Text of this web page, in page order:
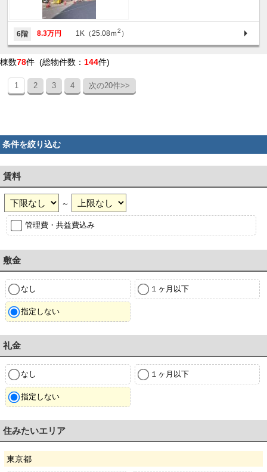
6階 8.3万円 1K（25.08ｍ2 ）
棟数78件 (総物件数： 144件)
1 2 3 4 次の20件>>
条件を絞り込む
賃料
～
管理費・共益費込み
敷金
なし １ヶ月以下
指定しない
礼金
なし １ヶ月以下
指定しない
住みたいエリア
東京都